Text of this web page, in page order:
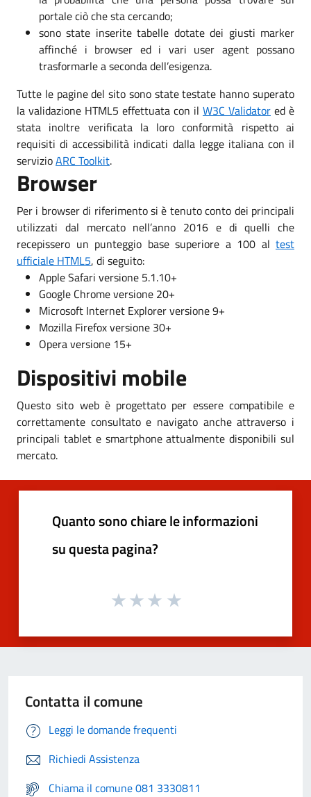
portale ciò che sta cercando;
sono state inserite tabelle dotate dei giusti marker
affinché i browser ed i vari user agent possano
trasformarle a seconda dell’esigenza.
Tutte le pagine del sito sono state testate hanno superato
la validazione HTML5 effettuata con il W3C Validator ed è
stata inoltre verificata la loro conformità rispetto ai
requisiti di accessibilità indicati dalla legge italiana con il
servizioARC Toolkit.
Browser
Per i browser di riferimento si è tenuto conto dei principali
utilizzati dal mercato nell’anno 2016 e di quelli che
recepissero un punteggio base superiore a 100 al test
ufficiale HTML5, di seguito:
Apple Safari versione 5.1.10+
Google Chrome versione 20+
Microsoft Internet Explorer versione 9+
Mozilla Firefox versione 30+
Opera versione 15+
Dispositivi mobile
Questo sito web è progettato per essere compatibile e
correttamente consultato e navigato anche attraverso i
principali tablet e smartphone attualmente disponibili sul
mercato.
Quanto sono chiare le informazioni
su questa pagina?
Contatta il comune
Leggi le domande frequenti
Richiedi Assistenza
Chiama il comune 081 3330811